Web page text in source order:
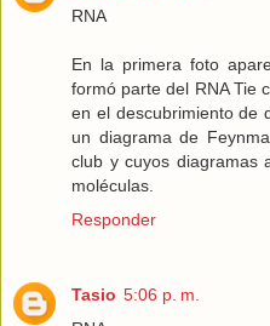
RNA
En la primera foto
formó parte del RNA Tie
en el descubrimiento de
un diagrama de
club y cuyos diagramas
moléculas.
Responder
Tasio 5:06 p. m.